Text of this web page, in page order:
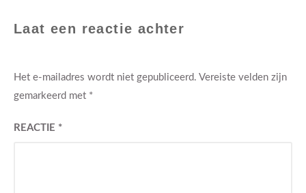
Laat een reactie achter
Het e-mailadres wordt niet gepubliceerd. Vereiste velden zijn
gemarkeerd met *
REACTIE *